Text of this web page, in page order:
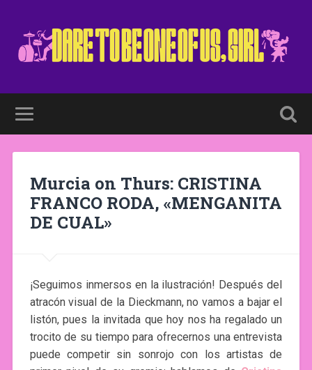
Murcia on Thurs: CRISTINA
FRANCO RODA, «MENGANITA
DE CUAL»
¡Seguimos inmersos en la ilustración! Después del
atracón visual de la Dieckmann, no vamos a bajar el
listón, pues la invitada que hoy nos ha regalado un
trocito de su tiempo para ofrecernos una entrevista
puede competir sin sonrojo con los artistas de